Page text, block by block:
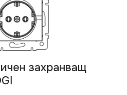
захранващ